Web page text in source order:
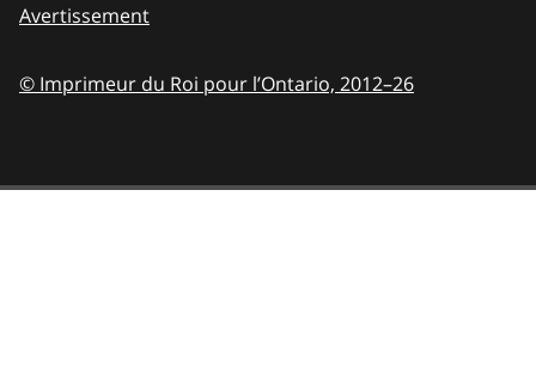
Avertissement
© Imprimeur du Roi pour l’Ontario, 2012–26